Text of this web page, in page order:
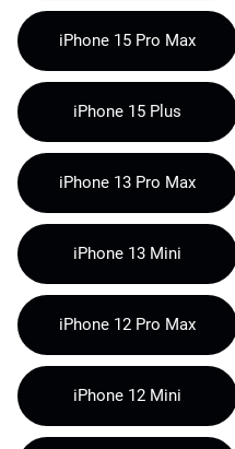
iPhone 15 Pro Max
iPhone 15 Plus
iPhone 13 Pro Max
iPhone 13 Mini
iPhone 12 Pro Max
iPhone 12 Mini